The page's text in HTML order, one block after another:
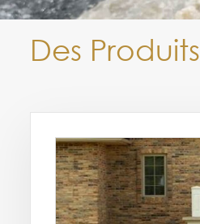
Des Produits